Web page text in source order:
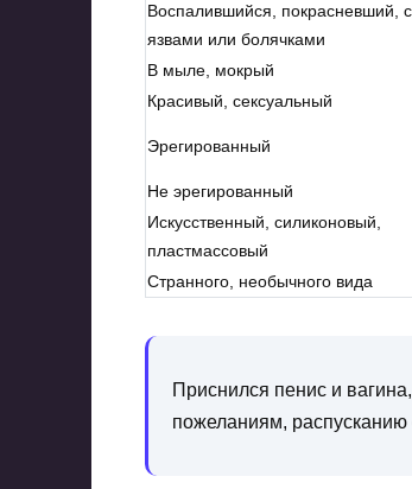
Воспалившийся, покрасневший, с
язвами или болячками
В мыле, мокрый
Красивый, сексуальный
Эрегированный
Не эрегированный
Искусственный, силиконовый,
пластмассовый
Странного, необычного вида
Приснился пенис и
пожеланиям, распусканию